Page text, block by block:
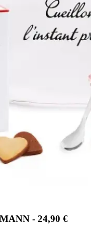
- 24,90 €